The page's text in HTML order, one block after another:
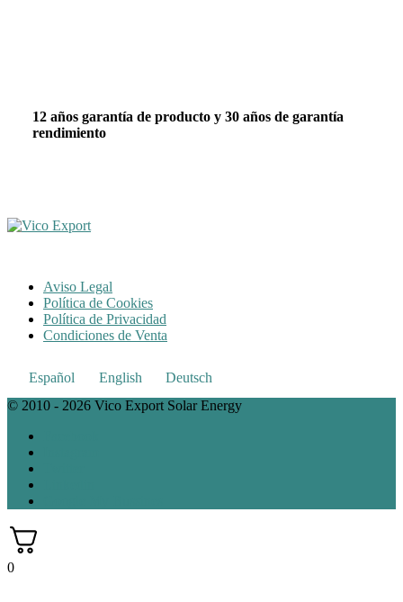
12 años garantía de producto y 30 años de garantía
rendimiento
Aviso Legal
Política de Cookies
Política de Privacidad
Condiciones de Venta
Español English
Deutsch
© 2010 - 2026 Vico Export Solar Energy
0